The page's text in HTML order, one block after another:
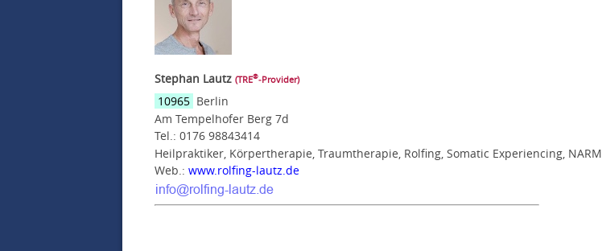
Stephan Lautz (TRE®‑Provider)
10965 Berlin
Am Tempelhofer Berg 7d
Tel.: 0176 98843414
Heilpraktiker, Körpertherapie, Traumtherapie, Rolfing, Somatic Experiencing, NARM
Web.: www.rolfing-lautz.de